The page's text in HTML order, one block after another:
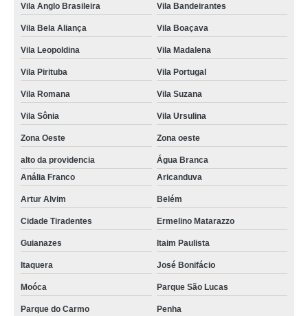
Vila Anglo Brasileira Vila Bandeirantes
Vila Bela Aliança Vila Boaçava
Vila Leopoldina Vila Madalena
Vila Pirituba Vila Portugal
Vila Romana Vila Suzana
Vila Sônia Vila Ursulina
Zona Oeste Zona oeste
alto da providencia
Água Branca
Anália Franco
Aricanduva
Artur Alvim Belém
Cidade Tiradentes Ermelino Matarazzo
Guianazes Itaim Paulista
Itaquera José Bonifácio
Moóca Parque São Lucas
Parque do Carmo Penha